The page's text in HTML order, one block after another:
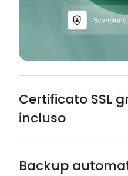
Certificato SSL
incluso
Backup